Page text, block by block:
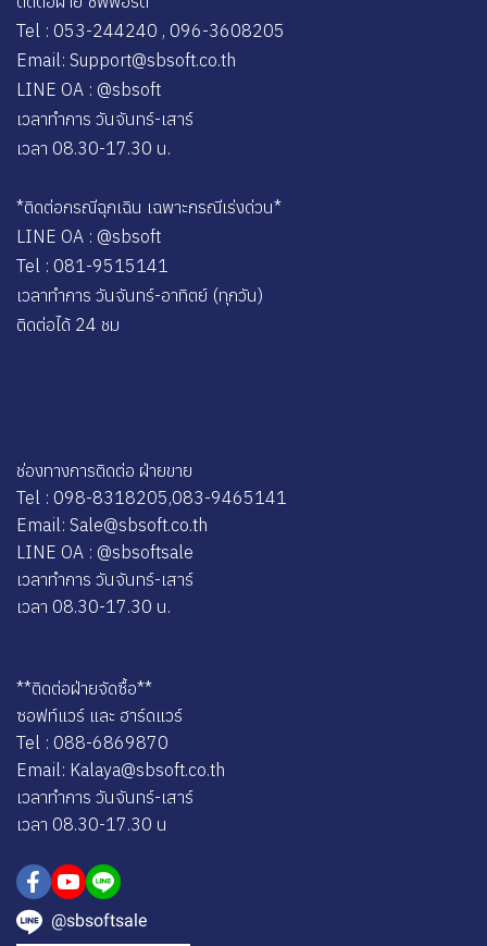
Tel : 053-244240 , 096-3608205
Email: Support@sbsoft.co.th
LINE OA : @sbsoft
เวลาทำการ วันจันทร์-เสาร์
เวลา 08.30-17.30 น.
*ติดต่อกรณีฉุกเฉิน เฉพาะกรณีเร่งด่วน*
LINE OA : @sbsoft
Tel : 081-9515141
เวลาทำการ วันจันทร์-อาทิตย์ (ทุกวัน)
ติดต่อได้ 24 ชม
ช่องทางการติดต่อ ฝ่ายขาย
Tel : 098-8318205,083-9465141
Email: Sale@sbsoft.co.th
LINE OA : @sbsoftsale
เวลาทำการ วันจันทร์-เสาร์
เวลา 08.30-17.30 น.
**ติดต่อฝ่ายจัดซื้อ**
ซอฟท์แวร์ และ ฮาร์ดแวร์
Tel : 088-6869870
Email: Kalaya@sbsoft.co.th
เวลาทำการ วันจันทร์-เสาร์
เวลา 08.30-17.30 น
@sbsoftsale